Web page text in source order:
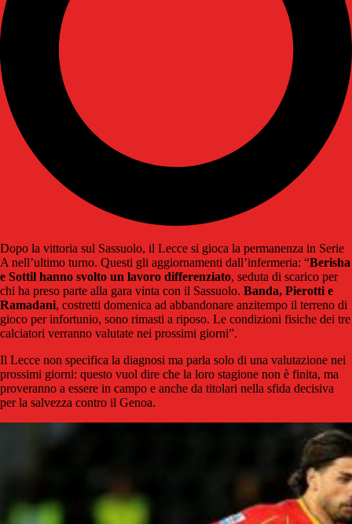
Dopo la vittoria sul Sassuolo, il Lecce si gioca la permanenza in Serie
A nell’ultimo turno. Questi gli aggiornamenti dall’infermeria: “Berisha
e Sottil hanno svolto un lavoro differenziato, seduta di scarico per
chi ha preso parte alla gara vinta con il Sassuolo. Banda, Pierotti e
Ramadani, costretti domenica ad abbandonare anzitempo il terreno di
gioco per infortunio, sono rimasti a riposo. Le condizioni fisiche dei tre
calciatori verranno valutate nei prossimi giorni”.
Il Lecce non specifica la diagnosi ma parla solo di una valutazione nei
prossimi giorni: questo vuol dire che la loro stagione non è finita, ma
proveranno a essere in campo e anche da titolari nella sfida decisiva
per la salvezza contro il Genoa.